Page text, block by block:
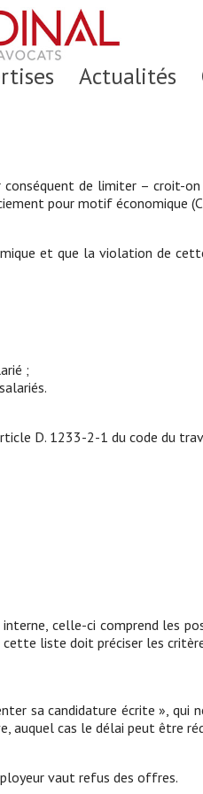
Actualités
de limiter – croit-on
pour motif économique
et que la violation de
;
D. 1233-2-1 du code du
celle-ci comprend les
liste doit préciser les
sa candidature écrite »,
auquel cas le délai peut être
vaut refus des offres.